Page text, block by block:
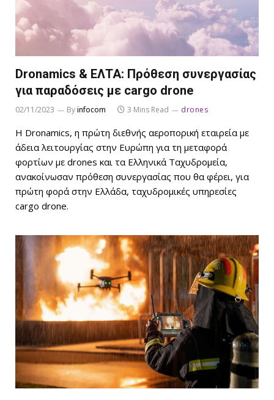
Dronamics & ΕΛΤΑ: Πρόθεση συνεργασίας
για παραδόσεις με cargo drone
02/11/2023 Byinfocom 3 Mins Read drones
Η Dronamics, η πρώτη διεθνής αεροπορική εταιρεία με
άδεια λειτουργίας στην Ευρώπη για τη μεταφορά
φορτίων με drones και τα Ελληνικά Ταχυδρομεία,
ανακοίνωσαν πρόθεση συνεργασίας που θα φέρει, για
πρώτη φορά στην Ελλάδα, ταχυδρομικές υπηρεσίες
cargo drone.